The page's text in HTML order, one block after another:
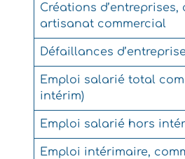
Créations d’entreprises,
artisanat commercial
Défaillances
Emploi salarié total
intérim)
Emploi salarié hors
Emploi intérimaire,